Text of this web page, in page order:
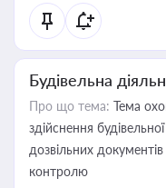
статусу суб'єктів
Будівельна
Про що тема: Тема
здійснення
дозвільних
контролю